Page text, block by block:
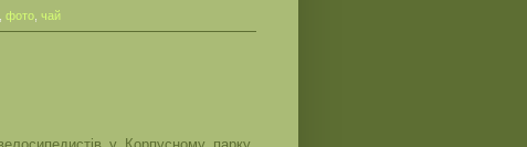
фото, чай